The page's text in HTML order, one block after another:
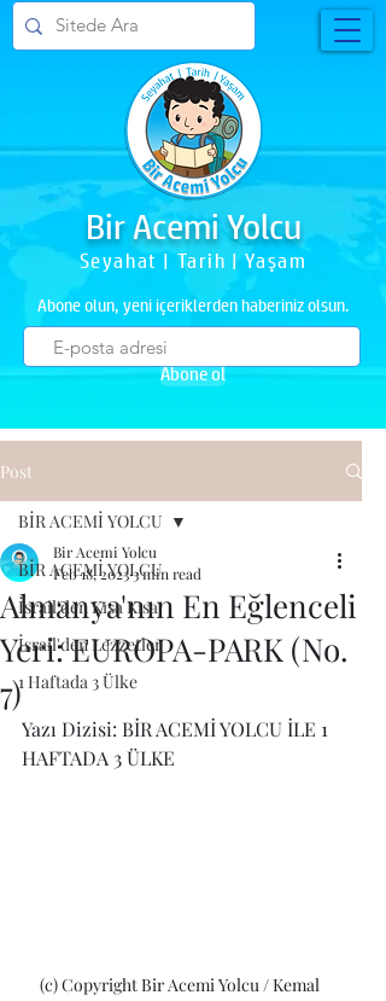
Bir Acemi Yolcu
Seyahat | Tarih | Yaşam
Abone olun, yeni içeriklerden haberiniz olsun.
Abone ol
Post
BİR ACEMİ YOLCU
İsrail'den Kısa Kısa
İsrail'den Lezzetler
1 Haftada 3 Ülke
BİR ACEMİ YOLCU
Almanya'nın En Eğlenceli
Yeri: EUROPA-PARK (No.
7)
Bir Acemi Yolcu
Feb 18, 20233 min read
Yazı Dizisi: BİR ACEMİ YOLCU İLE 1
HAFTADA 3 ÜLKE
(c) Copyright Bir Acemi Yolcu / Kemal